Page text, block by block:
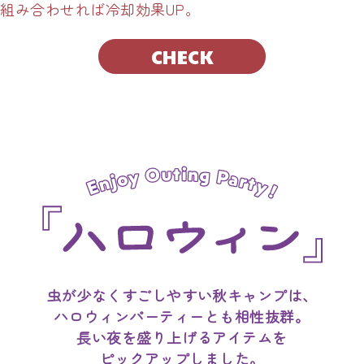
組み合わせれば冷却効果UP。
CHECK
虫が少なくすごしやすい秋キャンプは、
ハロウィンパーティーとも相性抜群。
長い夜を盛り上げるアイテムを
ピックアップしました。